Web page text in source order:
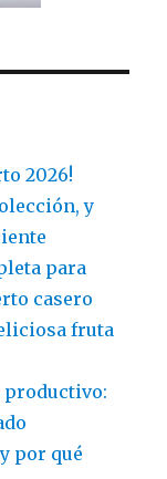
2026!
y
para
casero
fruta
productivo:
por qué